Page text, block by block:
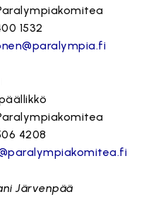
1532
4208
Järvenpää